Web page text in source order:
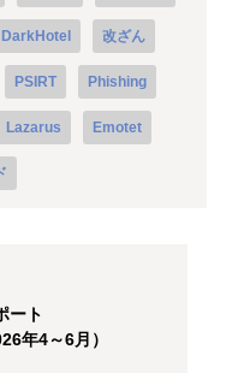
DarkHotel 改ざん
PSIRT Phishing
Lazarus Emotet
ート
年4～6月）